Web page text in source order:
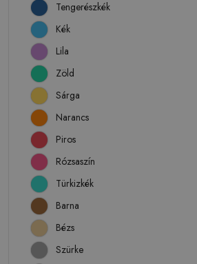
Tengerészkék
Kék
Lila
Zöld
Sárga
Narancs
Piros
Rózsaszín
Türkizkék
Barna
Bézs
Szürke